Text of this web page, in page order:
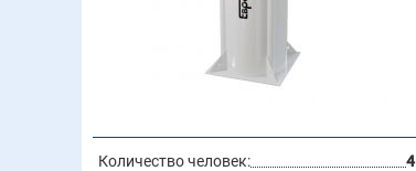
Количество человек:
4